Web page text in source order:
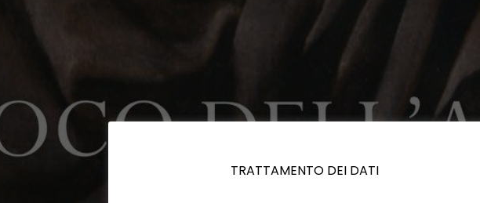
TRATTAMENTO DEI DATI